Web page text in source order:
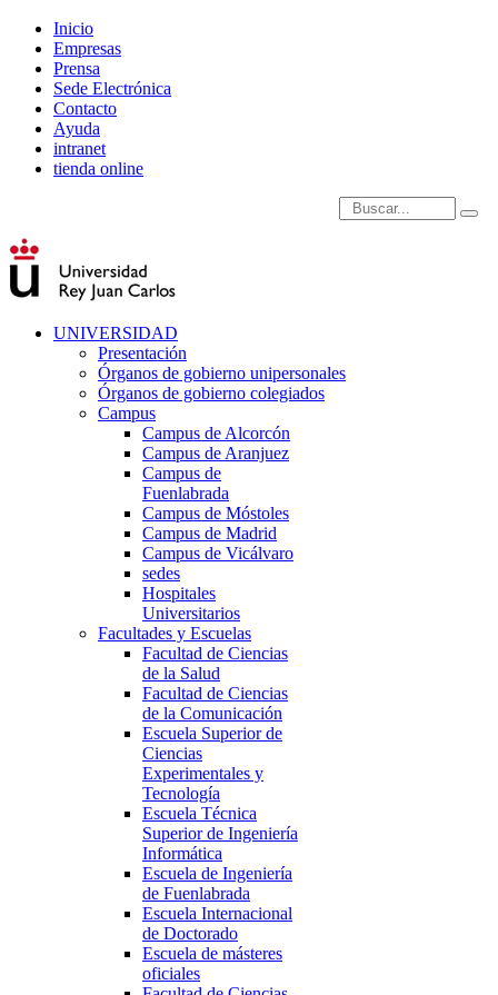
Inicio
Empresas
Prensa
Sede Electrónica
Contacto
Ayuda
intranet
tienda online
Introduce términos de
UNIVERSIDAD
Presentación
Órganos de gobierno unipersonales
Órganos de gobierno colegiados
Campus
Campus de Alcorcón
Campus de Aranjuez
Campus de
Fuenlabrada
Campus de Móstoles
Campus de Madrid
Campus de Vicálvaro
sedes
Hospitales
Universitarios
Facultades y Escuelas
Facultad de Ciencias
de la Salud
Facultad de Ciencias
de la Comunicación
Escuela Superior de
Ciencias
Experimentales y
Tecnología
Escuela Técnica
Superior de Ingeniería
Informática
Escuela de Ingeniería
de Fuenlabrada
Escuela Internacional
de Doctorado
Escuela de másteres
oficiales